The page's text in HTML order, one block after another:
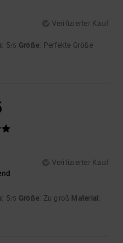
Verifizierter Kauf
: 5/5 Größe: Perfekte Größe
Verifizierter Kauf
: 5/5 Größe: Zu groß Material :